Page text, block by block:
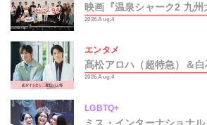
映画『温泉シャーク2 九
2026.Aug.4
エンタメ
髙松アロハ（超特急）＆
2026.Aug.4
LGBTQ+